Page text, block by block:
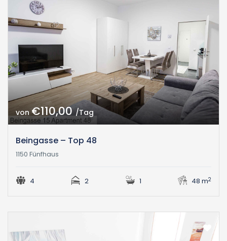
von€110,00/Tag
Beingasse – Top 48
1150 Fünfhaus
4 2 1 48 m2